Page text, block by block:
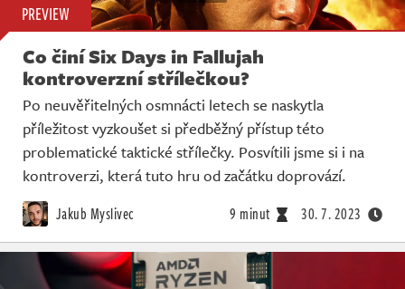
PREVIEW
Co činí Six Days in Fallujah
kontroverzní střílečkou?
Po neuvěřitelných osmnácti letech se naskytla
příležitost vyzkoušet si předběžný přístup této
problematické taktické střílečky. Posvítili jsme si i na
kontroverzi, která tuto hru od začátku doprovází.
Jakub Myslivec 9 minut 30. 7. 2023